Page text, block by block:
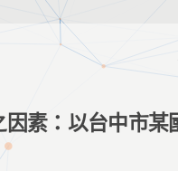
素：以台中市某